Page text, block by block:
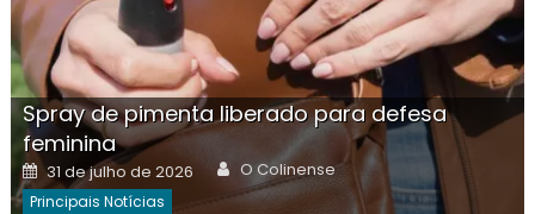
Spray de pimenta liberado para defesa
feminina
Posted
on
31 de julho de 2026 Author
O Colinense
Principais Notícias